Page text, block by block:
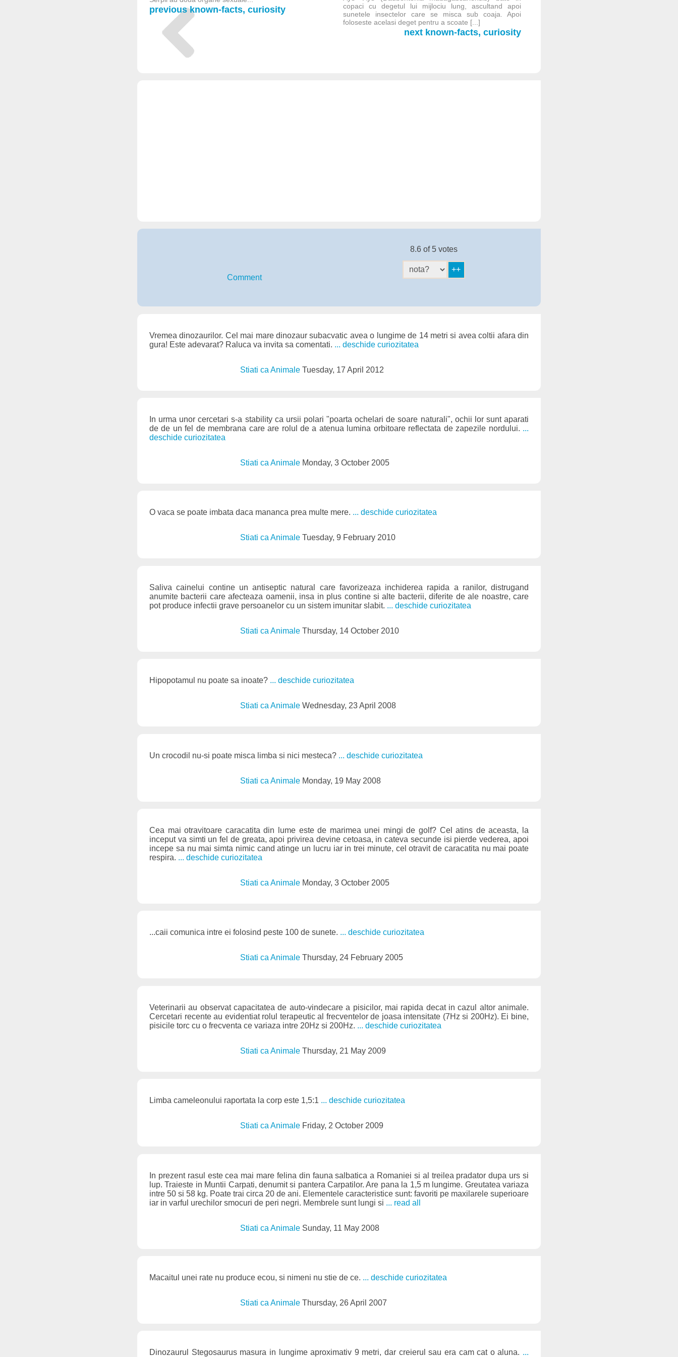
previous known-facts, curiosity
copaci cu degetul lui mijlociu lung, ascultand apoi
sunetele insectelor care se misca sub coaja. Apoi
foloseste acelasi deget pentru a scoate [...]
next known-facts, curiosity
Comment
8.6 of 5 votes
Vremea dinozaurilor. Cel mai mare dinozaur subacvatic avea o lungime de 14 metri si avea coltii afara din
gura! Este adevarat? Raluca va invita sa comentati. ... deschide curiozitatea
Stiati ca AnimaleTuesday, 17 April 2012
In urma unor cercetari s-a stability ca ursii polari "poarta ochelari de soare naturali", ochii lor sunt aparati
de de un fel de membrana care are rolul de a atenua lumina orbitoare reflectata de zapezile nordului. ...
deschide curiozitatea
Stiati ca Animale Monday, 3 October 2005
O vaca se poate imbata daca mananca prea multe mere. ... deschide curiozitatea
Stiati ca AnimaleTuesday, 9 February 2010
Saliva cainelui contine un antiseptic natural care favorizeaza inchiderea rapida a ranilor, distrugand
anumite bacterii care afecteaza oamenii, insa in plus contine si alte bacterii, diferite de ale noastre, care
pot produce infectii grave persoanelor cu un sistem imunitar slabit. ... deschide curiozitatea
Stiati ca AnimaleThursday, 14 October 2010
Hipopotamul nu poate sa inoate? ... deschide curiozitatea
Stiati ca AnimaleWednesday, 23 April 2008
Un crocodil nu-si poate misca limba si nici mesteca? ... deschide curiozitatea
Stiati ca Animale Monday, 19 May 2008
Cea mai otravitoare caracatita din lume este de marimea unei mingi de golf? Cel atins de aceasta, la
inceput va simti un fel de greata, apoi privirea devine cetoasa, in cateva secunde isi pierde vederea, apoi
incepe sa nu mai simta nimic cand atinge un lucru iar in trei minute, cel otravit de caracatita nu mai poate
respira. ... deschide curiozitatea
Stiati ca Animale Monday, 3 October 2005
...caii comunica intre ei folosind peste 100 de sunete. ... deschide curiozitatea
Stiati ca AnimaleThursday, 24 February 2005
Veterinarii au observat capacitatea de auto-vindecare a pisicilor, mai rapida decat in cazul altor animale.
Cercetari recente au evidentiat rolul terapeutic al frecventelor de joasa intensitate (7Hz si 200Hz). Ei bine,
pisicile torc cu o frecventa ce variaza intre 20Hz si 200Hz. ... deschide curiozitatea
Stiati ca AnimaleThursday, 21 May 2009
Limba cameleonului raportata la corp este 1,5:1 ... deschide curiozitatea
Stiati ca Animale Friday, 2 October 2009
In prezent rasul este cea mai mare felina din fauna salbatica a Romaniei si al treilea pradator dupa urs si
lup. Traieste in Muntii Carpati, denumit si pantera Carpatilor. Are pana la 1,5 m lungime. Greutatea variaza
intre 50 si 58 kg. Poate trai circa 20 de ani. Elementele caracteristice sunt: favoriti pe maxilarele superioare
iar in varful urechilor smocuri de peri negri. Membrele sunt lungi si ... read all
Stiati ca Animale Sunday, 11 May 2008
Macaitul unei rate nu produce ecou, si nimeni nu stie de ce. ... deschide curiozitatea
Stiati ca AnimaleThursday, 26 April 2007
Dinozaurul Stegosaurus masura in lungime aproximativ 9 metri, dar creierul sau era cam cat o aluna. ...